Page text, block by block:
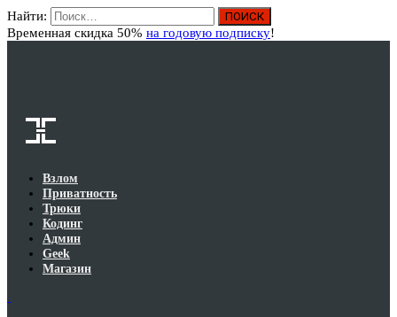
Найти:
Временная скидка 50% на годовую подписку!
Взлом
Приватность
Трюки
Кодинг
Админ
Geek
Магазин